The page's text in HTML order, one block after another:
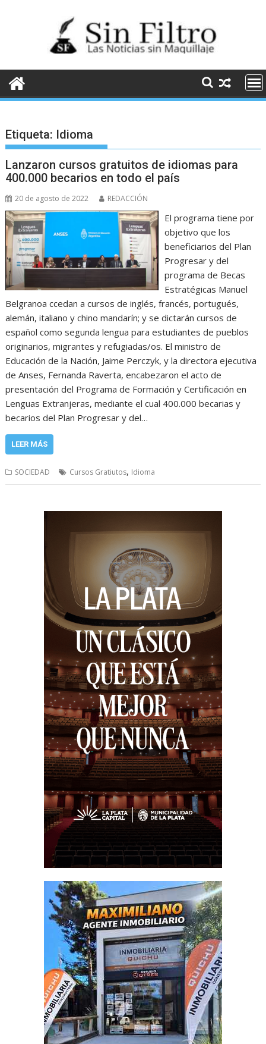
Etiqueta: Idioma
Lanzaron cursos gratuitos de idiomas para
400.000 becarios en todo el país
20 de agosto de 2022 REDACCIÓN
El programa tiene por
objetivo que los
beneficiarios del Plan
Progresar y del
programa de Becas
Estratégicas Manuel
Belgranoa ccedan a cursos de inglés, francés, portugués,
alemán, italiano y chino mandarín; y se dictarán cursos de
español como segunda lengua para estudiantes de pueblos
originarios, migrantes y refugiadas/os. El ministro de
Educación de la Nación, Jaime Perczyk, y la directora ejecutiva
de Anses, Fernanda Raverta, encabezaron el acto de
presentación del Programa de Formación y Certificación en
Lenguas Extranjeras, mediante el cual 400.000 becarias y
becarios del Plan Progresar y del…
LEER MÁS
SOCIEDAD Cursos Gratiutos, Idioma